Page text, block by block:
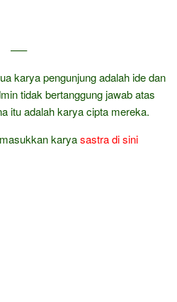
—–
karya pengunjung adalah ide dan
tidak bertanggung jawab atas
itu adalah karya cipta mereka.
karyasastradi sini